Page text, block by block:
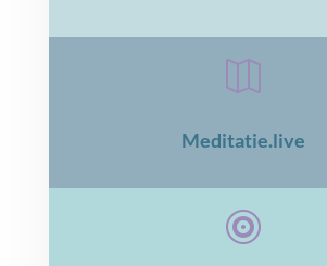

Meditatie.live
